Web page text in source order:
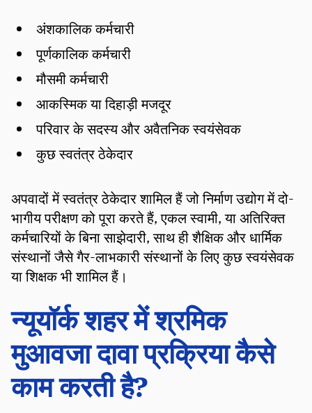
अंशकालिक कर्मचारी
पूर्णकालिक कर्मचारी
मौसमी कर्मचारी
आकस्मिक या दिहाड़ी मजदूर
परिवार के सदस्य और अवैतनिक स्वयंसेवक
कुछ स्वतंत्र ठेकेदार
अपवादों में स्वतंत्र ठेकेदार शामिल हैं जो निर्माण उद्योग में दो-
भागीय परीक्षण को पूरा करते हैं, एकल स्वामी, या अतिरिक्त
कर्मचारियों के बिना साझेदारी, साथ ही शैक्षिक और धार्मिक
संस्थानों जैसे गैर-लाभकारी संस्थानों के लिए कुछ स्वयंसेवक
या शिक्षक भी शामिल हैं।
न्यूयॉर्क शहर में श्रमिक
मुआवजा दावा प्रक्रिया कैसे
काम करती है?